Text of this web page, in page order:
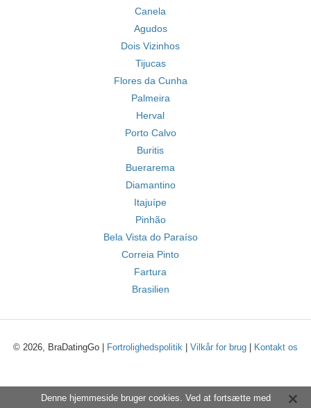
Canela
Agudos
Dois Vizinhos
Tijucas
Flores da Cunha
Palmeira
Herval
Porto Calvo
Buritis
Buerarema
Diamantino
Itajuípe
Pinhão
Bela Vista do Paraíso
Correia Pinto
Fartura
Brasilien
© 2026, BraDatingGo | Fortrolighedspolitik Vilkår for brug Kontakt os
Denne hjemmeside bruger cookies. Ved at fortsætte med